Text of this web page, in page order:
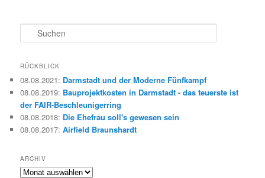
u
h
n
RÜCKBLICK
08.08.2021: Darmstadt und der Moderne Fünfkampf
08.08.2019: Bauprojektkosten in Darmstadt - das teuerste ist
der FAIR-Beschleunigerring
08.08.2018: Die Ehefrau soll's gewesen sein
08.08.2017:Airfield Braunshardt
ARCHIV
Archiv